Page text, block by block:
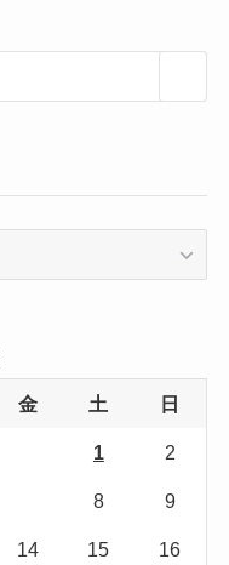
金 土 日
1 2
8 9
14 15 16